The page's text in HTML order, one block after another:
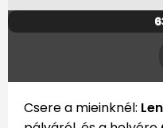
Csere a mieinknél: